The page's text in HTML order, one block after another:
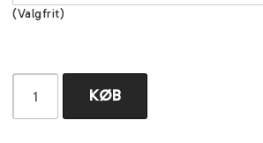
(Valgfrit)
KØB